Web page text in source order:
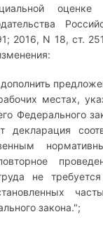
оценке
2016, N 18, ст.
дополнить
местах,
Федерального
декларация
не
закона.";